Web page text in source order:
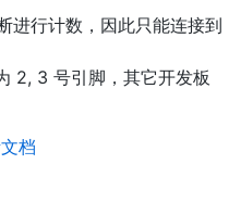
进行计数，因此只能连接到
2, 3 号引脚，其它开发板
档